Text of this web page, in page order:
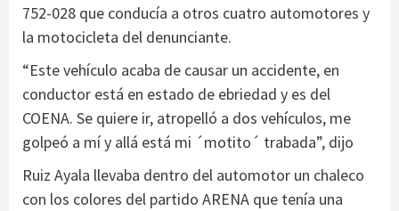
752-028 que conducía a otros cuatro automotores y
la motocicleta del denunciante.
“Este vehículo acaba de causar un accidente, en
conductor está en estado de ebriedad y es del
COENA. Se quiere ir, atropelló a dos vehículos, me
golpeó a mí y allá está mi ´motito´ trabada”, dijo
Ruiz Ayala llevaba dentro del automotor un chaleco
con los colores del partido ARENA que tenía una